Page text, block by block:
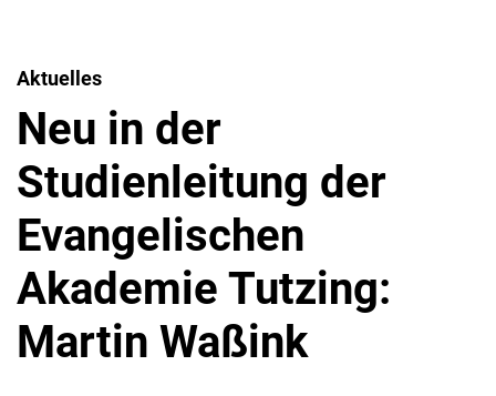
Aktuelles
Neu in der
Studienleitung der
Evangelischen
Akademie Tutzing:
Martin Waßink